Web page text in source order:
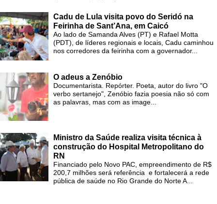
Cadu de Lula visita povo do Seridó na
Feirinha de Sant’Ana, em Caicó
Ao lado de Samanda Alves (PT) e Rafael Motta
(PDT), de líderes regionais e locais, Cadu caminhou
nos corredores da feirinha com a governador...
O adeus a Zenóbio
Documentarista. Repórter. Poeta, autor do livro "O
verbo sertanejo", Zenóbio fazia poesia não só com
as palavras, mas com as image...
Ministro da Saúde realiza visita técnica à
construção do Hospital Metropolitano do
RN
Financiado pelo Novo PAC, empreendimento de R$
200,7 milhões será referência e fortalecerá a rede
pública de saúde no Rio Grande do Norte A...